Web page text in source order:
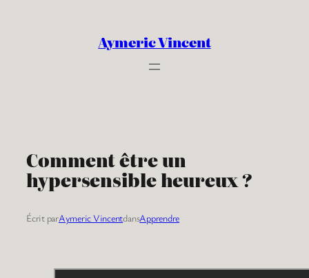
Aymeric Vincent
Comment être un
hypersensible heureux ?
Écrit parAymeric VincentdansApprendre